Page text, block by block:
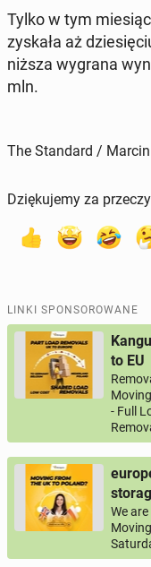
Tylko w tym
zyskała aż
niż­sza wygrana
mln.
The Standard /
Dziękujemy za
LINKI SPONSOROWANE
to EU
- Full
We